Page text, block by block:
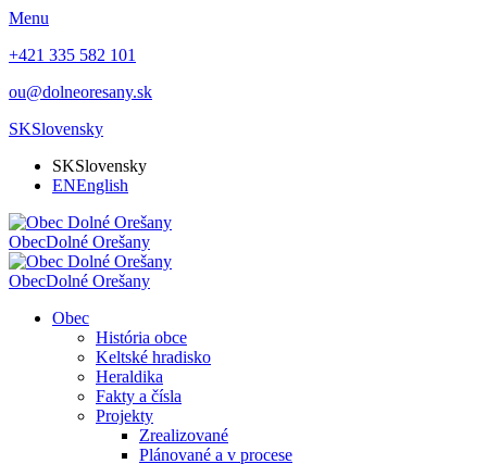
Menu
+421 335 582 101
ou@dolneoresany.sk
SKSlovensky
SKSlovensky
ENEnglish
ObecDolné Orešany
ObecDolné Orešany
Obec
História obce
Keltské hradisko
Heraldika
Fakty a čísla
Projekty
Zrealizované
Plánované a v procese